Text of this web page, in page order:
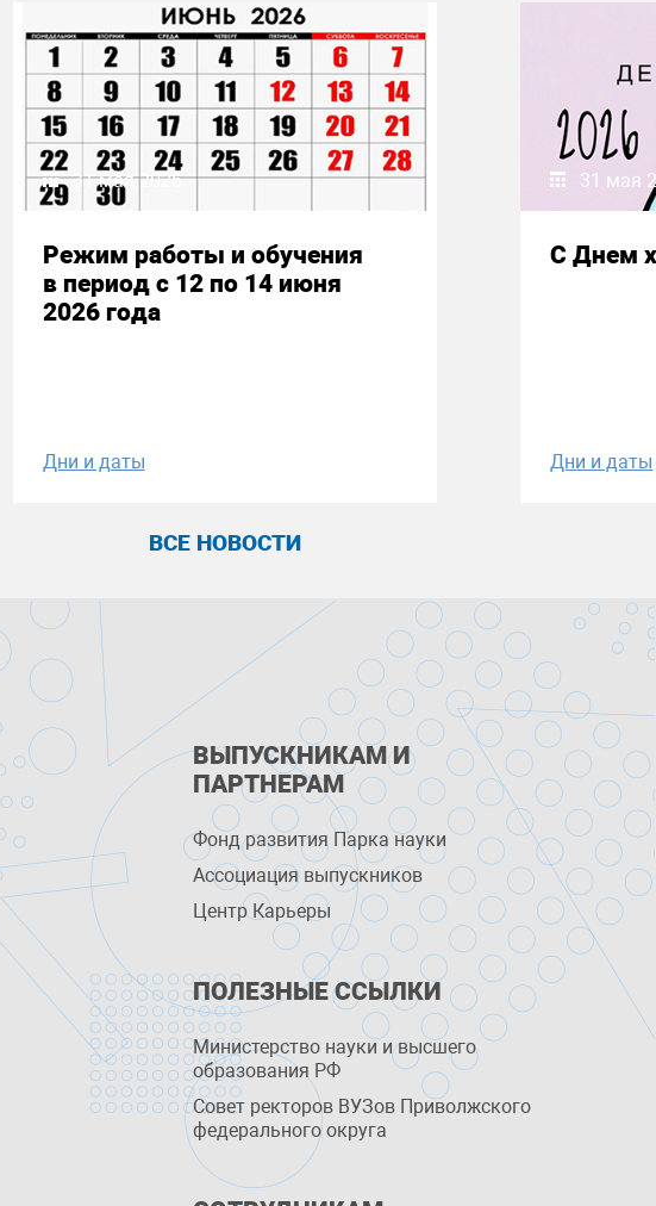
31 мая 2026
Режим работы и обучения
в период с 12 по 14 июня
2026 года
Дни и даты
31 мая
С Днем
Дни и даты
ВСЕ НОВОСТИ
ВЫПУСКНИКАМ И
ПАРТНЕРАМ
Фонд развития Парка науки
Ассоциация выпускников
Центр Карьеры
ПОЛЕЗНЫЕ ССЫЛКИ
Министерство науки и высшего
образования РФ
Совет ректоров ВУЗов Приволжского
федерального округа